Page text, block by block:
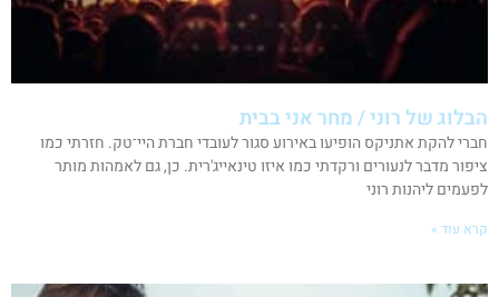
הבלוג של רוני / מחר אני בבית
חברי להקת אתניקס הופיעו באירוע סגור לעובדי חברת היי־טק. חזרתי כמו
ציפור מדבר לנעורים ורקדתי כמו איזו טינאייג'רית. כן, גם לאמהות מותר
לפעמים ליהנות רוני
קרא עוד »